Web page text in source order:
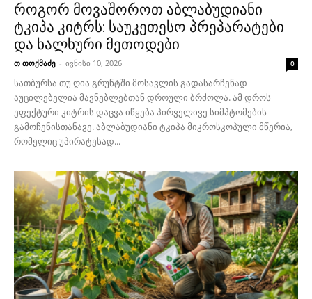
როგორ მოვაშოროთ აბლაბუდიანი
ტკიპა კიტრს: საუკეთესო პრეპარატები
და ხალხური მეთოდები
თ თოქმაძე - ივნისი 10, 2026 0
სათბურსა თუ ღია გრუნტში მოსავლის გადასარჩენად
აუცილებელია მავნებლებთან დროული ბრძოლა. ამ დროს
ეფექტური კიტრის დაცვა იწყება პირველივე სიმპტომების
გამოჩენისთანავე. აბლაბუდიანი ტკიპა მიკროსკოპული მწერია,
რომელიც უპირატესად...